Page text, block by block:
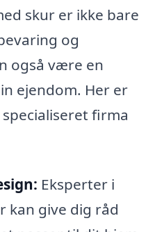
skur er ikke bare
og
også være en
ejendom. Her er
firma
Eksperter i
kan give dig råd